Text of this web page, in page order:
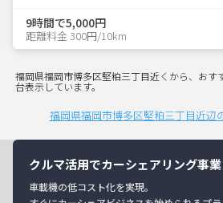
9時間で5,000円
距離料金 300円/10km
福岡県福岡市博多区堅粕三丁目近くから、おす
台表示しています。
福岡県福岡市博多区堅粕三丁目近辺
クルマ活用でカーシェアリング事業
車載機の低コスト化を実現。